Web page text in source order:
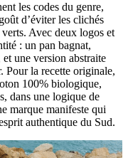
les codes du genre,
d’éviter les clichés
Avec deux logos et
: un pan bagnat,
une version abstraite
Pour la recette originale,
100% biologique,
dans une logique de
marque manifeste qui
authentique du Sud.